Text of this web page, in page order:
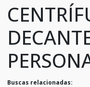
Buscas relacionadas: